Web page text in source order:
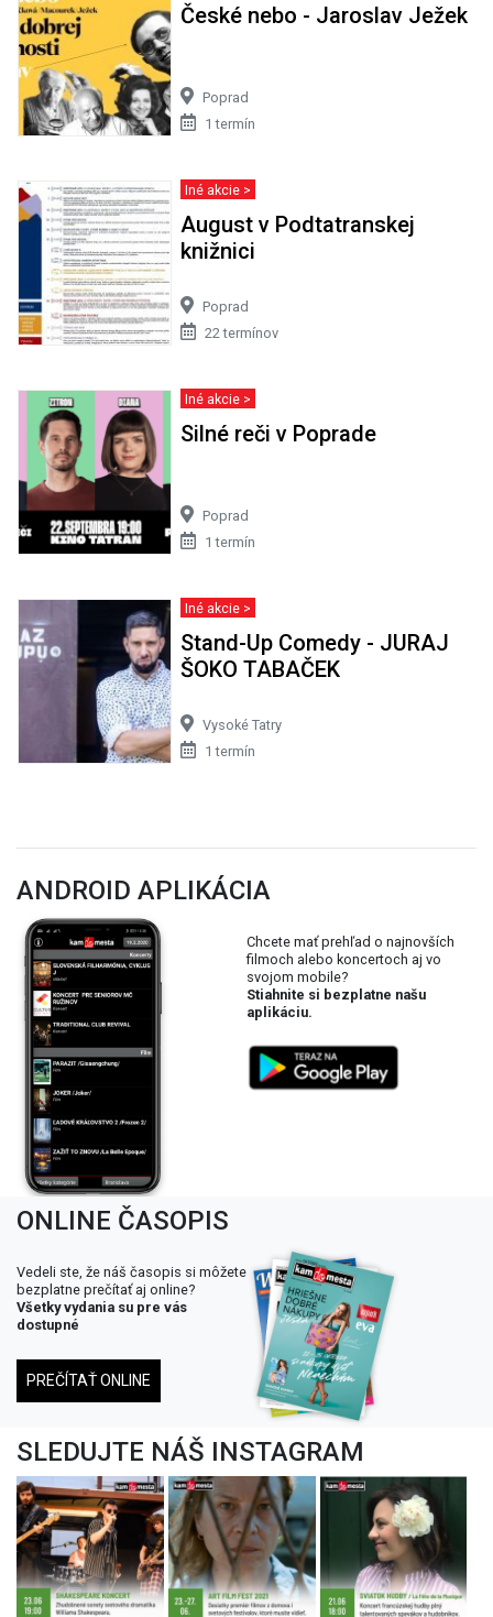
České nebo - Jaroslav Ježek
Poprad
1 termín
Iné akcie >
August v Podtatranskej
knižnici
Poprad
22 termínov
Iné akcie >
Silné reči v Poprade
Poprad
1 termín
Iné akcie >
Stand-Up Comedy - JURAJ
ŠOKO TABAČEK
Vysoké Tatry
1 termín
ANDROID APLIKÁCIA
Chcete mať prehľad o najnovších
filmoch alebo koncertoch aj vo
svojom mobile?
Stiahnite si bezplatne našu
aplikáciu.
ONLINE ČASOPIS
Vedeli ste, že náš časopis si môžete
bezplatne prečítať aj online?
Všetky vydania su pre vás
dostupné
PREČÍTAŤ ONLINE
SLEDUJTE NÁŠ INSTAGRAM